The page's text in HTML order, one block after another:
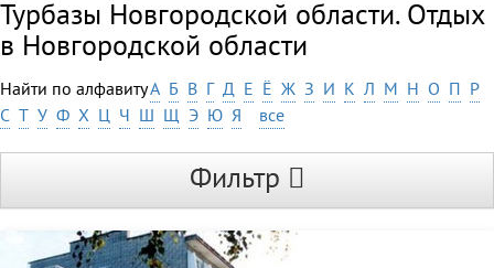
Турбазы Новгородской области. Отдых
в Новгородской области
Найти по алфавитуА Б В Г Д Е Ё Ж З И К Л М Н О П Р
С Т У Ф Х Ц Ч Ш Щ Э Ю Я все
Фильтр